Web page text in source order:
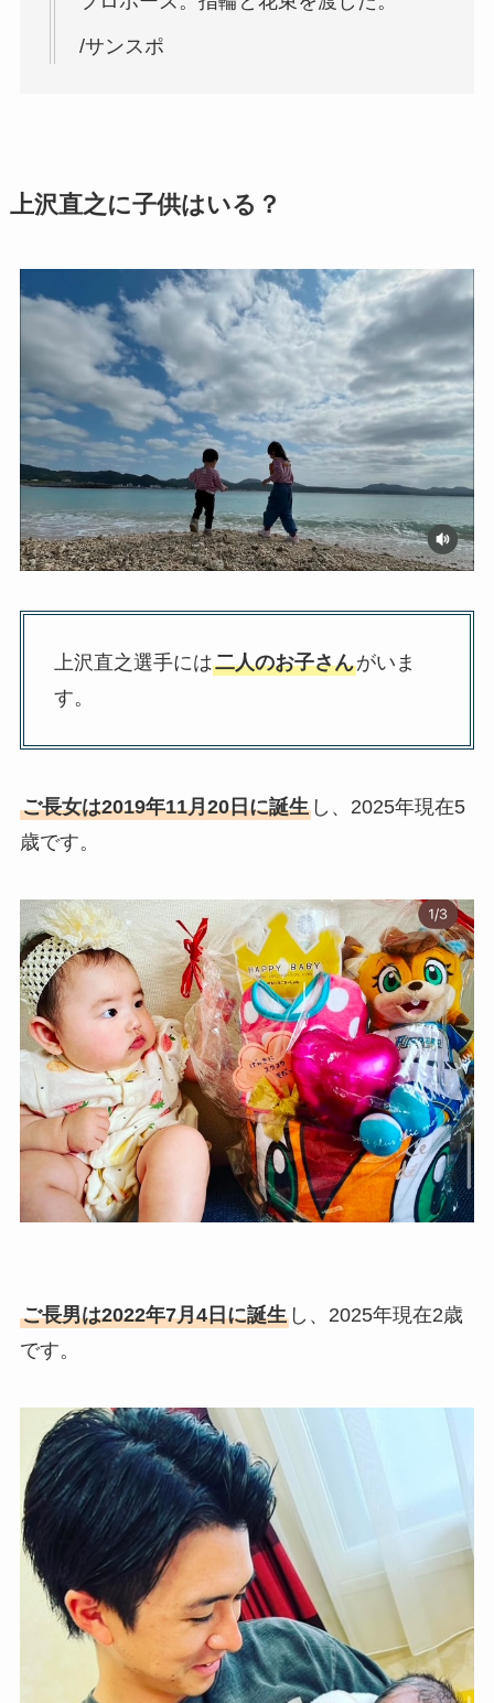
/サンスポ
上沢直之に子供はいる？
上沢直之選手には二人のお子さんがいま
す。
ご長女は2019年11月20日に誕生し、2025年現在5
歳です。
ご長男は2022年7月4日に誕生し、2025年現在2歳
です。